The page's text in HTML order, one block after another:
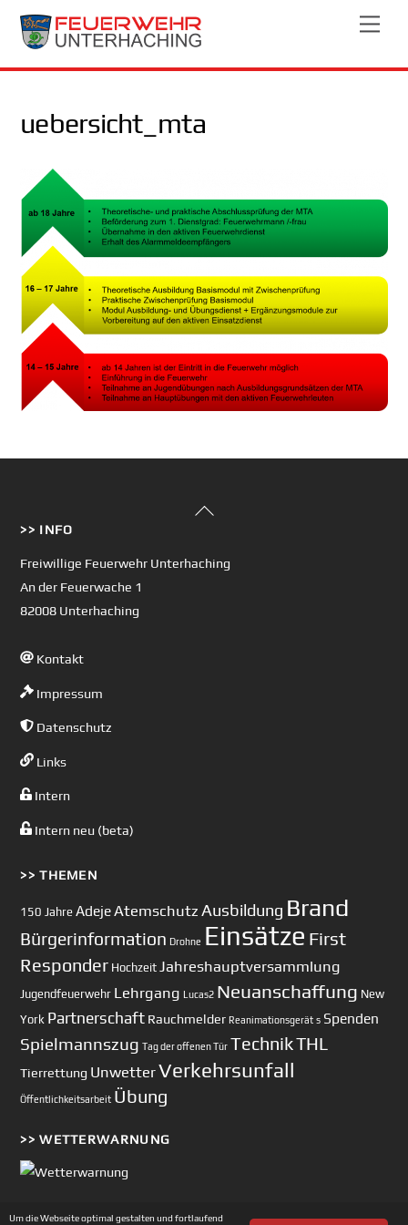
Skip
uebersicht_mta
Back
>> INFO
Freiwillige Feuerwehr Unterhaching
An der Feuerwache 1
82008 Unterhaching
Kontakt
Impressum
Datenschutz
Links
Intern
Intern neu (beta)
>> THEMEN
150 Jahre AdejeAtemschutz Ausbildung Brand
Bürgerinformation Drohne Einsätze First
Responder Hochzeit Jahreshauptversammlung
Jugendfeuerwehr Lehrgang Lucas2 Neuanschaffung New
York Partnerschaft Rauchmelder Reanimationsgerät s Spenden
Spielmannszug Tag der offenen Tür TechnikTHL
Tierrettung UnwetterVerkehrsunfall
Öffentlichkeitsarbeit Übung
>> WETTERWARNUNG
Um die Webseite optimal gestalten und fortlaufend